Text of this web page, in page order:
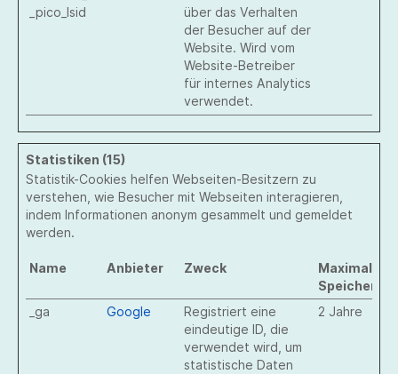
_pico_lsid
über das Verhalten
der Besucher auf der
Website. Wird vom
Website-Betreiber
für internes Analytics
verwendet.
Statistiken (15)
Statistik-Cookies helfen Webseiten-Besitzern zu
verstehen, wie Besucher mit Webseiten interagieren,
indem Informationen anonym gesammelt und gemeldet
werden.
Name Anbieter Zweck
Maximale
_ga
Google
Registriert eine
eindeutige ID, die
verwendet wird, um
statistische Daten
2 Jahre